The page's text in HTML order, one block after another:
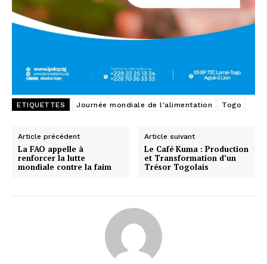
ETIQUETTES Journée mondiale de l'alimentation Togo
Article précédent
La FAO appelle à
renforcer la lutte
mondiale contre la faim
Article suivant
Le Café Kuma : Production
et Transformation d’un
Trésor Togolais